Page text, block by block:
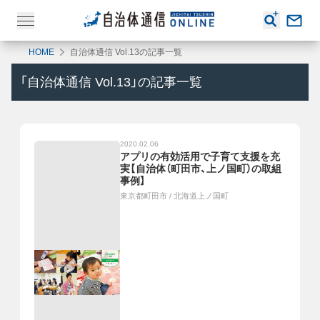
HOME 自治体通信 Vol.13の記事一覧
「 自治体通信 Vol.13 」の記事一覧
2020.02.06
アプリの有効活用で子育て支援を充
実【自治体（町田市、上ノ国町）の取組
事例】
東京都町田市 / 北海道上ノ国町